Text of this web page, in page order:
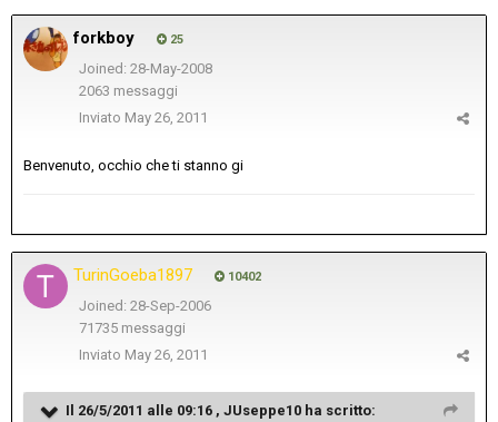
forkboy 25
Joined: 28-May-2008
2063 messaggi
Inviato May 26, 2011
Benvenuto, occhio che ti stanno gi
TurinGoeba1897 10402
Joined: 28-Sep-2006
71735 messaggi
Inviato May 26, 2011
Il 26/5/2011 alle 09:16 , JUseppe10 ha scritto: